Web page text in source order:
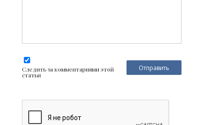
Следить за комментариями этой
статьи